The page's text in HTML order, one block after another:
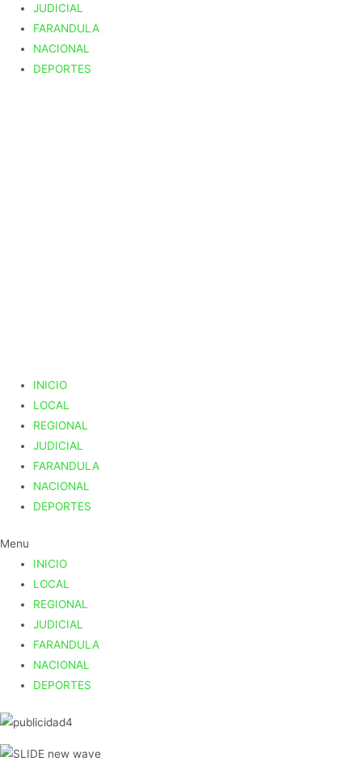
JUDICIAL
FARANDULA
NACIONAL
DEPORTES
INICIO
LOCAL
REGIONAL
JUDICIAL
FARANDULA
NACIONAL
DEPORTES
Menu
INICIO
LOCAL
REGIONAL
JUDICIAL
FARANDULA
NACIONAL
DEPORTES